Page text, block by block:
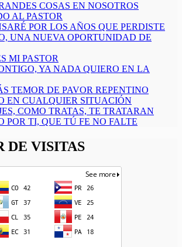
COSAS EN NOSOTROS
AL PASTOR
POR LOS AÑOS QUE PERDISTE
UNA NUEVA OPORTUNIDAD DE
MI PASTOR
YA NADA QUIERO EN LA
TEMOR DE PAVOR REPENTINO
EN CUALQUIER SITUACIÓN
COMO TRATAS, TE TRATARAN
POR TI, QUE TÚ FE NO FALTE
DE VISITAS